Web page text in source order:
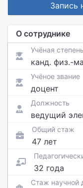
Запись
О сотруднике
Учёная степень
канд. физ.-
Учёное звание
доцент
Должность
ведущий
Общий стаж
47 лет
32 года
Стаж научной